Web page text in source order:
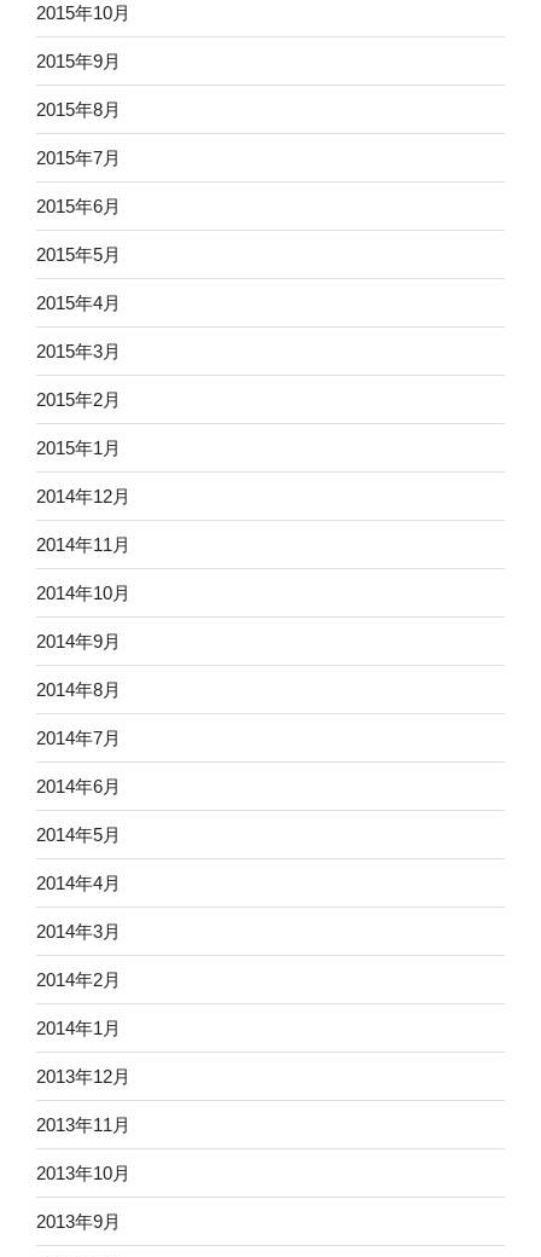
2015年10月
2015年9月
2015年8月
2015年7月
2015年6月
2015年5月
2015年4月
2015年3月
2015年2月
2015年1月
2014年12月
2014年11月
2014年10月
2014年9月
2014年8月
2014年7月
2014年6月
2014年5月
2014年4月
2014年3月
2014年2月
2014年1月
2013年12月
2013年11月
2013年10月
2013年9月